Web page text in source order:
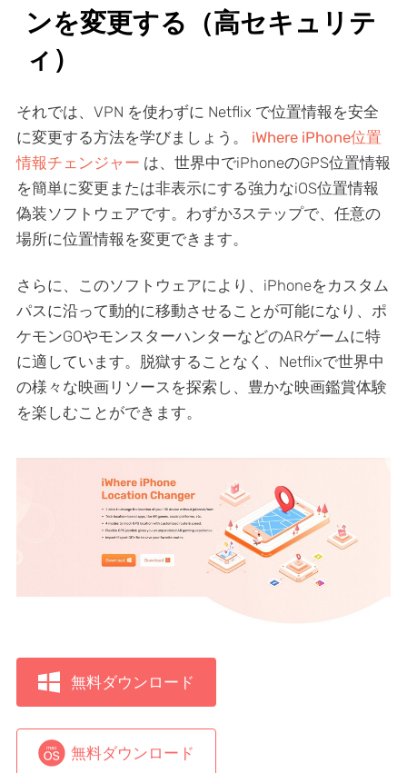
ンを変更する（高セキュリテ
ィ）
それでは、VPN を使わずに Netflix で位置情報を安全
に変更する方法を学びましょう。 iWhere iPhone位置
情報チェンジャー は、世界中でiPhoneのGPS位置情報
を簡単に変更または非表示にする強力なiOS位置情報
偽装ソフトウェアです。わずか3ステップで、任意の
場所に位置情報を変更できます。
さらに、このソフトウェアにより、iPhoneをカスタム
パスに沿って動的に移動させることが可能になり、ポ
ケモンGOやモンスターハンターなどのARゲームに特
に適しています。脱獄することなく、Netflixで世界中
の様々な映画リソースを探索し、豊かな映画鑑賞体験
を楽しむことができます。
無料ダウンロード
無料ダウンロード